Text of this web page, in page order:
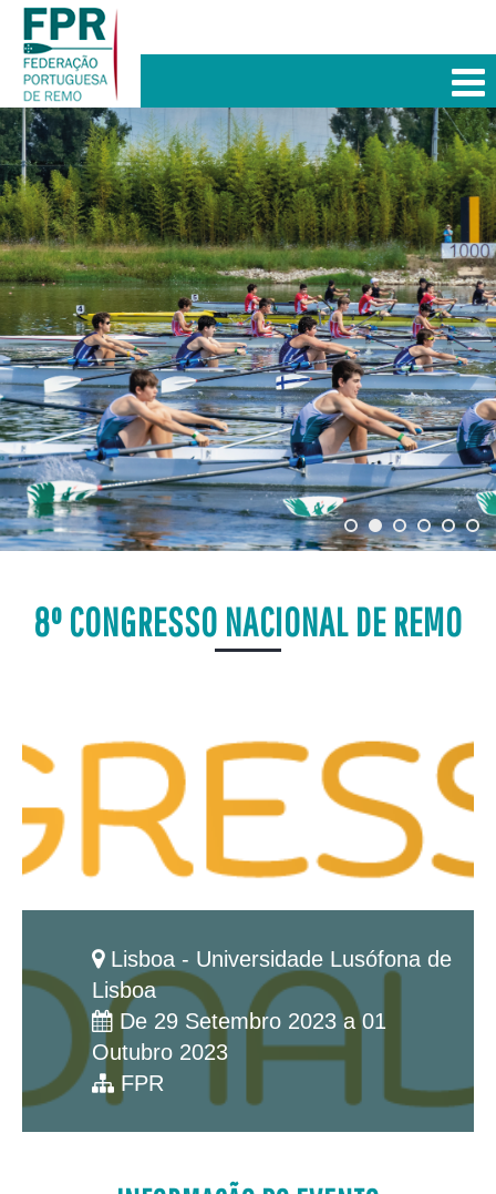
8º CONGRESSO NACIONAL DE REMO
Lisboa - Universidade Lusófona de
Lisboa
De 29 Setembro 2023 a 01
Outubro 2023
FPR